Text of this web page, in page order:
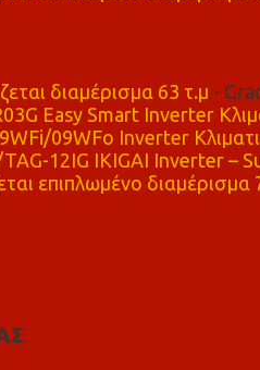
διαμέρισμα 63 τ.μ -
Easy Smart Inverter
09WFo Inverter
12IG IKIGAI Inverter –
επιπλωμένο διαμέρισμα